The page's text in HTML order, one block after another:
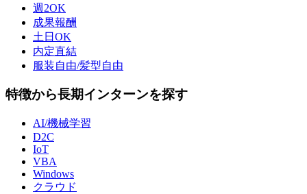
週2OK
成果報酬
土日OK
内定直結
服装自由/髪型自由
特徴から長期インターンを探す
AI/機械学習
D2C
IoT
VBA
Windows
クラウド